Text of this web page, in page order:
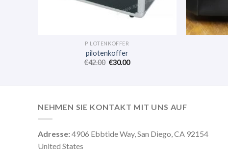
PILOTENKOFFER
pilotenkoffer
€42.00 €30.00
NEHMEN SIE KONTAKT MIT UNS AUF
Adresse:4906 Ebbtide Way, San Diego, CA 92154
United States